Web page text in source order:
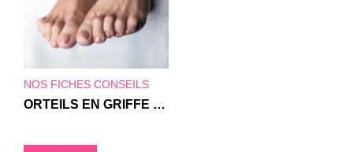
NOS FICHES CONSEILS
ORTEILS EN GRIFFE OU MARTEAU : TOUT SAVOIR SUR CES DÉFORMATIONS